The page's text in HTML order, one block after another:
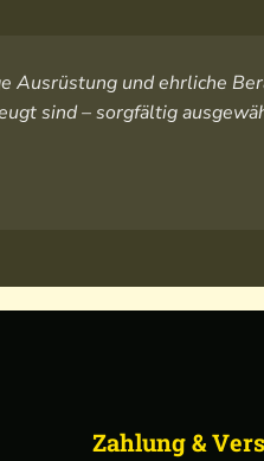
Ausrüstung und ehrliche
sind – sorgfältig
Zahlung &